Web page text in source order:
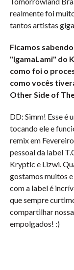
realmente foi
tantos artistas
Ficamos
"IgamaLami" do
como foi o
como vocês
Other Side of
DD: Simm! Esse é
tocando ele e
remix em
pessoal da label
Kryptic e Lizwi.
gostamos muitos
com a label é
que sempre
compartilhar
empolgados! :)